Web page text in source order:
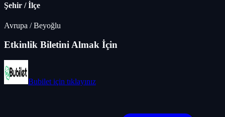
Şehir / İlçe
Avrupa /Beyoğlu
Etkinlik Biletini Almak İçin
Bubilet için tıklayınız